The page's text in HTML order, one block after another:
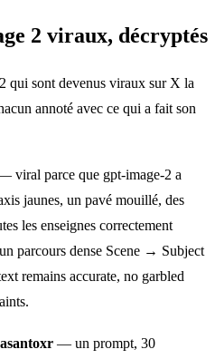
2 viraux, décryptés
qui sont devenus viraux sur X la
annoté avec ce qui a fait son
viral parce que gpt-image-2 a
jaunes, un pavé mouillé, des
les enseignes correctement
parcours dense Scene → Subject
remains accurate, no garbled
— un prompt, 30